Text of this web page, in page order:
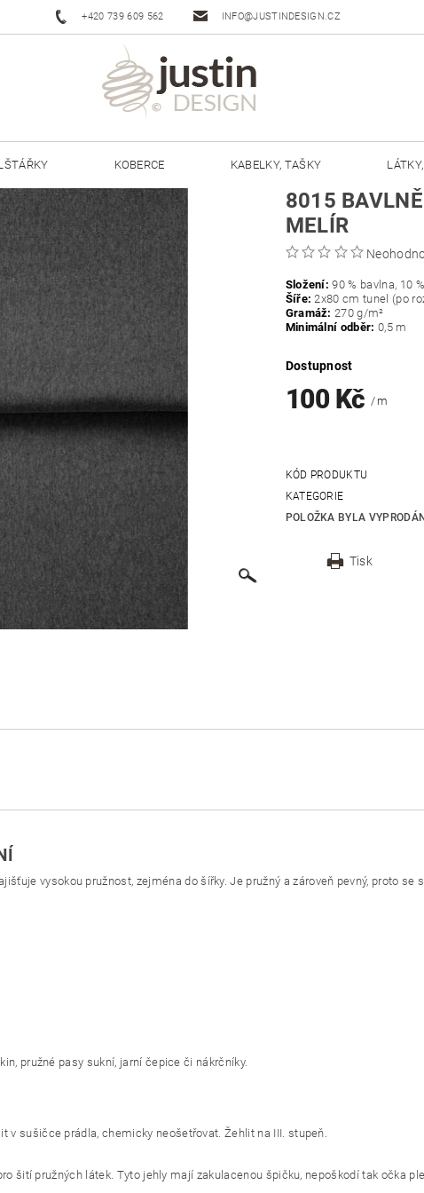
+420 739 609 562 INFO@JUSTINDESIGN.CZ
KOBERCE KABELKY, TAŠKY
ŠŇŮRY JUSTIN 3 MM ŠŇŮRY JUSTIN 5 MM
8015
MELÍR
Složení: 90 % bavlna, 10
Šíře: 2x80 cm tunel (po
Gramáž: 270g/m²
Minimální odběr:0,5 m
Dostupnost
100 Kč/ m
KÓD PRODUKTU
KATEGORIE
POLOŽKA BYLA
Tisk
vysokou pružnost, zejména do šířky. Je pružný a zároveň pevný, proto
pružné pasy sukní, jarní čepice či nákrčníky.
v sušičce prádla, chemicky neošetřovat. Žehlit na III. stupeň.
šití pružných látek. Tyto jehly mají zakulacenou špičku, nepoškodí tak očka